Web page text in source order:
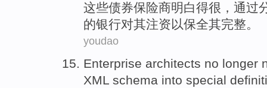
这些债券保险商明白得很， 通过
的银行对其注资以保全其完整。
youdao
Enterprise architects no longer
XML schema into special